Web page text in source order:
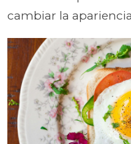
cambiar la